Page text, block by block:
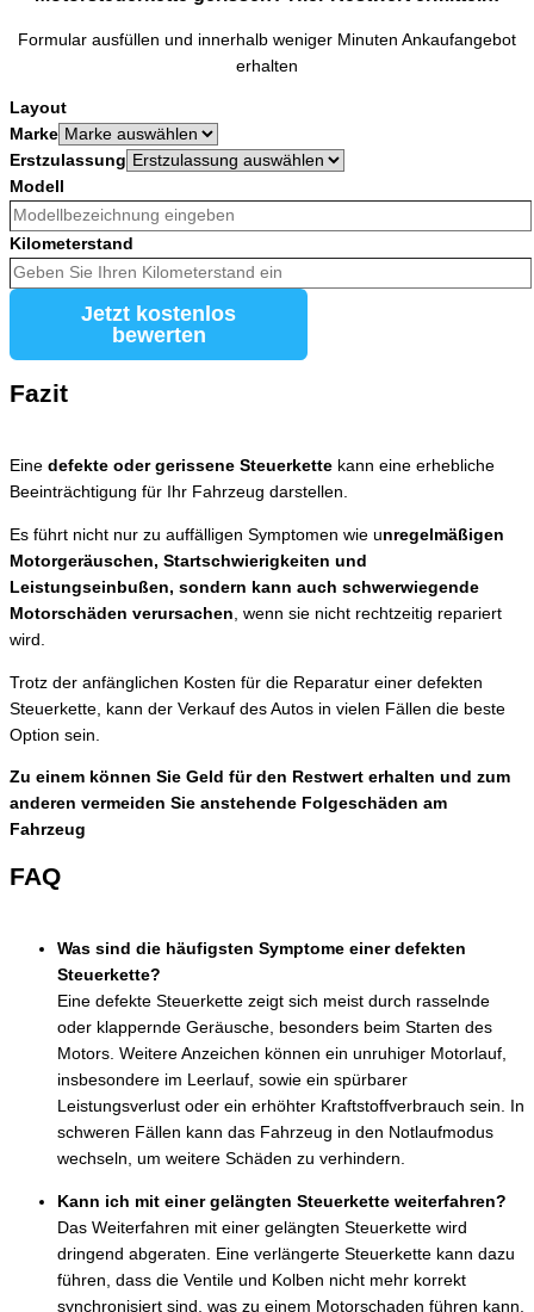
Formular ausfüllen und innerhalb weniger Minuten Ankaufangebot
erhalten
Layout
Marke
Erstzulassung
Modell
Kilometerstand
Jetzt kostenlos
bewerten
Fazit
Eine defekte oder gerissene Steuerkette kann eine erhebliche
Beeinträchtigung für Ihr Fahrzeug darstellen.
Es führt nicht nur zu auffälligen Symptomen wie unregelmäßigen
Motorgeräuschen, Startschwierigkeiten und
Leistungseinbußen, sondern kann auch schwerwiegende
Motorschäden verursachen, wenn sie nicht rechtzeitig repariert
wird.
Trotz der anfänglichen Kosten für die Reparatur einer defekten
Steuerkette, kann der Verkauf des Autos in vielen Fällen die beste
Option sein.
Zu einem können Sie Geld für den Restwert erhalten und zum
anderen vermeiden Sie anstehende Folgeschäden am
Fahrzeug
FAQ
Was sind die häufigsten Symptome einer defekten
Steuerkette?
Eine defekte Steuerkette zeigt sich meist durch rasselnde
oder klappernde Geräusche, besonders beim Starten des
Motors. Weitere Anzeichen können ein unruhiger Motorlauf,
insbesondere im Leerlauf, sowie ein spürbarer
Leistungsverlust oder ein erhöhter Kraftstoffverbrauch sein. In
schweren Fällen kann das Fahrzeug in den Notlaufmodus
wechseln, um weitere Schäden zu verhindern.
Kann ich mit einer gelängten Steuerkette weiterfahren?
Das Weiterfahren mit einer gelängten Steuerkette wird
dringend abgeraten. Eine verlängerte Steuerkette kann dazu
führen, dass die Ventile und Kolben nicht mehr korrekt
synchronisiert sind, was zu einem Motorschaden führen kann.